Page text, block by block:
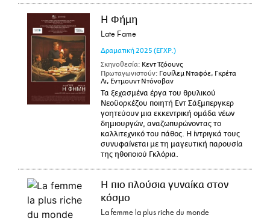
Η Φήμη
Late Fame
Δραματική 2025 (ΕΓΧΡ.)
Σκηνοθεσία: Κεντ Τζόουνς
Πρωταγωνιστούν: Γουίλεμ Νταφόε, Γκρέτα
Λι, Εντμουντ Ντόνοβαν
Τα ξεχασμένα έργα του θρυλικού
Νεοϋορκέζου ποιητή Εντ Σάξμπεργκερ
γοητεύουν μια εκκεντρική ομάδα νέων
δημιουργών, αναζωπυρώνοντας το
καλλιτεχνικό του πάθος. Η ίντριγκά τους
συνυφαίνεται με τη μαγευτική παρουσία
της ηθοποιού Γκλόρια.
Η πιο πλούσια γυναίκα στον
κόσμο
La femme la plus riche du monde